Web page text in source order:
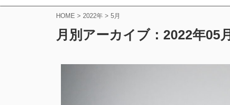
HOME > 2022年 > 5月
月別アーカイブ：2022年05月